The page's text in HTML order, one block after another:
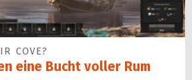
COVE?
eine Bucht voller Rum